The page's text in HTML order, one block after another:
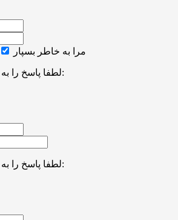
مرا به خاطر بسپار
لطفا پاسخ را به عدد انگلیسی وارد کنید:
لطفا پاسخ را به عدد انگلیسی وارد کنید: